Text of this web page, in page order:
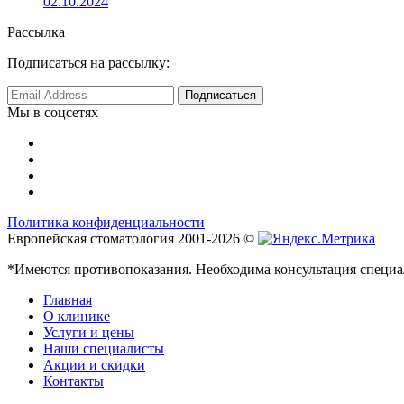
Рассылка
Подписаться на рассылку:
Мы в соцсетях
Политика конфиденциальности
Европейская стоматология 2001-2026 ©
*Имеются противопоказания. Необходима консультация
Главная
О клинике
Услуги и цены
Наши специалисты
Акции и скидки
Контакты